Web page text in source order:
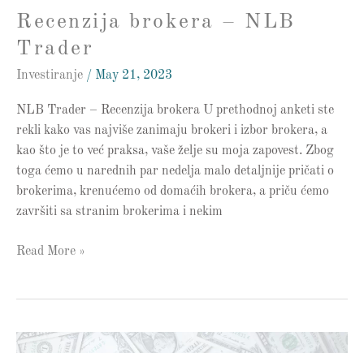
Recenzija brokera – NLB
Trader
Investiranje / May 21, 2023
NLB Trader – Recenzija brokera U prethodnoj anketi ste
rekli kako vas najviše zanimaju brokeri i izbor brokera, a
kao što je to već praksa, vaše želje su moja zapovest. Zbog
toga ćemo u narednih par nedelja malo detaljnije pričati o
brokerima, krenućemo od domaćih brokera, a priču ćemo
završiti sa stranim brokerima i nekim
Read More »
Investiciona